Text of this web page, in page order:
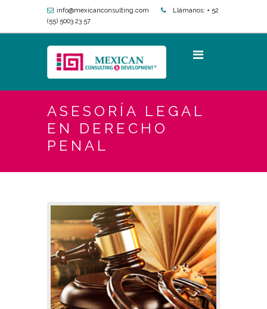
info@mexicanconsulting.com Llámanos: + 52
(55) 5003 23 57
ASESORÍA LEGAL
EN DERECHO
PENAL